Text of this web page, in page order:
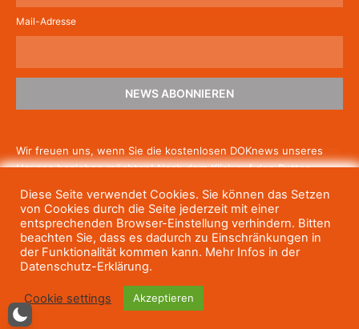
Mail-Adresse
NEWS ABONNIEREN
Wir freuen uns, wenn Sie die kostenlosen DOKnews unseres
Hauses beziehen möchten! Nach dem Klick auf den Button
um die Newsletter-Anmeldung abzuschließen. Wenn Sie unsere
Gratis-News irgendwann nicht mehr erhalten wollen, können
Siesich jederzeit einfach wieder abmelden.
© Haus des Dokumentarfilms, 2023
Diese Seite verwendet Cookies. Sie können das Setzen
von Cookies durch die Seite jederzeit mit einer
entsprechenden Browser-Einstellung verhindern. Bitten
beachten Sie, dass es dadurch zu Einschränkungen in
der Funktionalität kommen kann. Mehr Infos in der
Datenschutz-Erklärung.
Cookie settings Akzeptieren